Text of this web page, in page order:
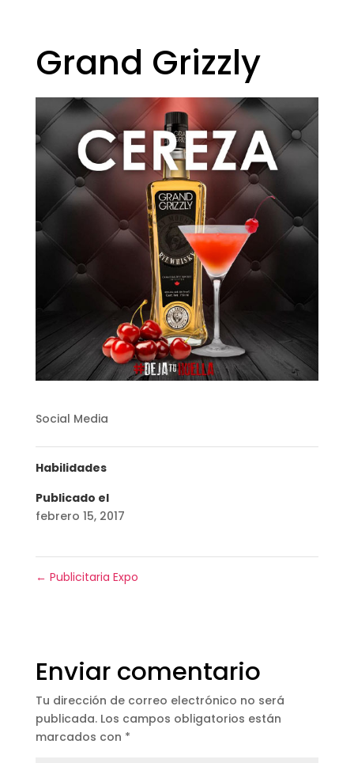
Grand Grizzly
Social Media
Habilidades
Publicado el
febrero 15, 2017
← Publicitaria Expo
Enviar comentario
Tu dirección de correo electrónico no será
publicada. Los campos obligatorios están
marcados con *